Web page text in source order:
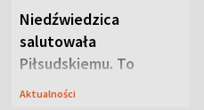
Niedźwiedzica
salutowała
Piłsudskiemu. To
niejedyna tajemnica
Aktualności